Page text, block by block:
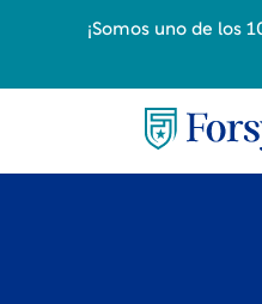
¡Somos uno de los